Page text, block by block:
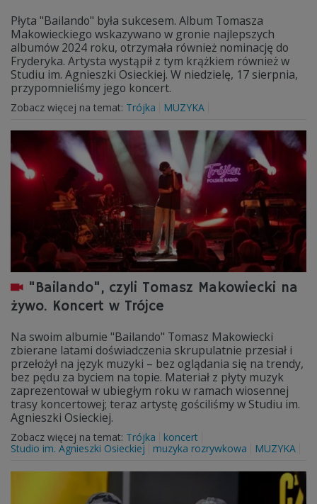
Płyta "Bailando" była sukcesem. Album Tomasza
Makowieckiego wskazywano w gronie najlepszych
albumów 2024 roku, otrzymała również nominację do
Fryderyka. Artysta wystąpił z tym krążkiem również w
Studiu im. Agnieszki Osieckiej. W niedzielę, 17 sierpnia,
przypomnieliśmy jego koncert.
Zobacz więcej na temat: Trójka MUZYKA
"Bailando", czyli Tomasz Makowiecki na
żywo. Koncert w Trójce
Na swoim albumie "Bailando" Tomasz Makowiecki
zbierane latami doświadczenia skrupulatnie przesiał i
przełożył na język muzyki – bez oglądania się na trendy,
bez pędu za byciem na topie. Materiał z płyty muzyk
zaprezentował w ubiegłym roku w ramach wiosennej
trasy koncertowej; teraz artystę gościliśmy w Studiu im.
Agnieszki Osieckiej.
Zobacz więcej na temat: Trójka
koncert
Studio im. Agnieszki Osieckiej
muzyka rozrywkowa MUZYKA